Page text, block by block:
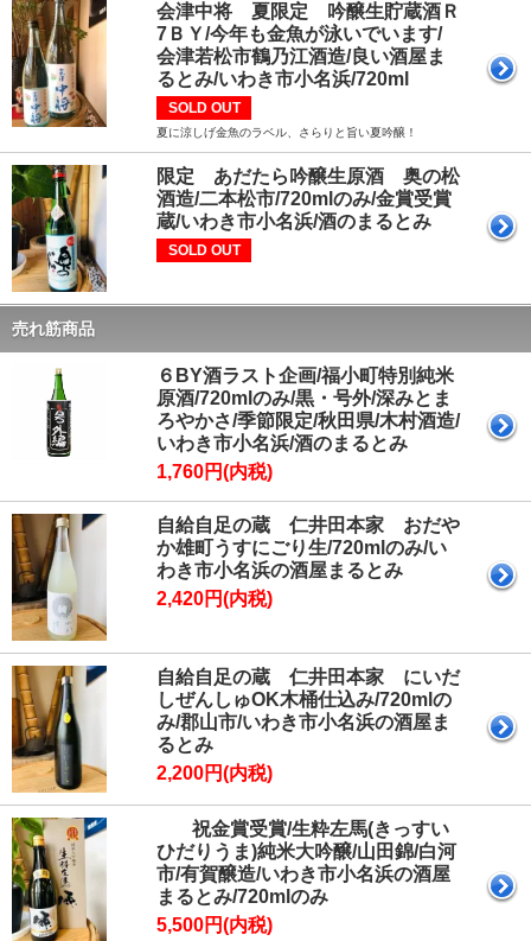
会津中将 夏限定 吟醸生貯蔵酒Ｒ
7ＢＹ/今年も金魚が泳いでいます/
会津若松市鶴乃江酒造/良い酒屋ま
るとみ/いわき市小名浜/720ml
SOLD OUT
夏に涼しげ金魚のラベル、さらりと旨い夏吟醸！
限定 あだたら吟醸生原酒 奥の松
酒造/二本松市/720mlのみ/金賞受賞
蔵/いわき市小名浜/酒のまるとみ
SOLD OUT
売れ筋商品
６BY酒ラスト企画/福小町特別純米
原酒/720mlのみ/黒・号外/深みとま
ろやかさ/季節限定/秋田県/木村酒造/
いわき市小名浜/酒のまるとみ
1,760円(内税)
自給自足の蔵 仁井田本家 おだや
か雄町うすにごり生/720mlのみ/い
わき市小名浜の酒屋まるとみ
2,420円(内税)
自給自足の蔵 仁井田本家 にいだ
しぜんしゅOK木桶仕込み/720mlの
み/郡山市/いわき市小名浜の酒屋ま
るとみ
2,200円(内税)
祝金賞受賞/生粋左馬(きっすい
ひだりうま)純米大吟醸/山田錦/白河
市/有賀醸造/いわき市小名浜の酒屋
まるとみ/720mlのみ
5,500円(内税)